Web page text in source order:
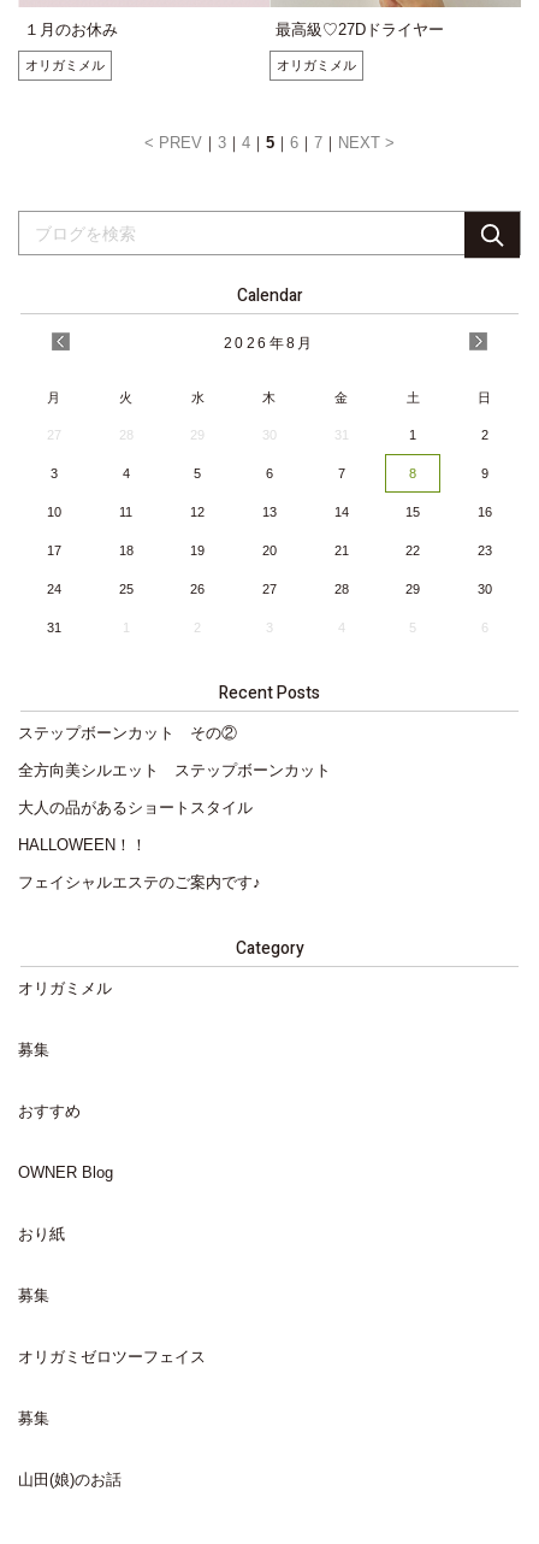
１月のお休み
オリガミメル
最高級♡27Dドライヤー
オリガミメル
< PREV 3 4 5 6 7 NEXT >
Calendar
2026 年8月
月 火 水 木 金 土 日
27 28 29 30 31 1 2
3 4 5 6 7 8 9
10 11 12 13 14 15 16
17 18 19 20 21 22 23
24 25 26 27 28 29 30
31 1 2 3 4 5 6
Recent Posts
ステップボーンカット その②
全方向美シルエット ステップボーンカット
大人の品があるショートスタイル
HALLOWEEN！！
フェイシャルエステのご案内です♪
Category
オリガミメル
募集
おすすめ
OWNER Blog
おり紙
募集
オリガミゼロツーフェイス
募集
山田(娘)のお話